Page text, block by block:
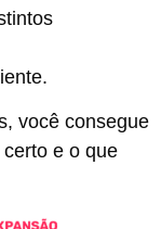
você consegue
e o que